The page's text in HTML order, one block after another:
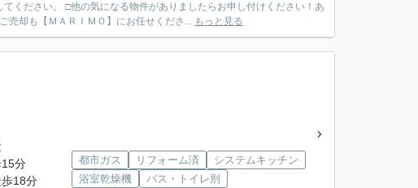
ください。 □他の気になる物件がありましたらお申し付けください！あ
紹介させていただきます！ ■ＴＥＬ ０７９７－６９－７４９１ ◆ご売却も【ＭＡＲＩＭＯ】にお任せくださ... もっと見る
15分
歩18分
都市ガス リフォーム済
システムキッチン
浴室乾燥機
バス・トイレ別